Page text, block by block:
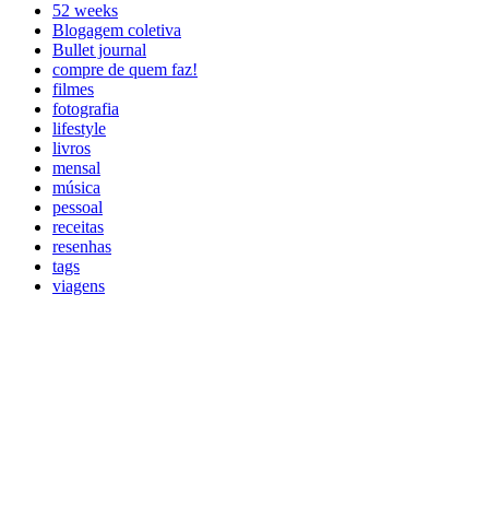
52 weeks
Blogagem coletiva
Bullet journal
compre de quem faz!
filmes
fotografia
lifestyle
livros
mensal
música
pessoal
receitas
resenhas
tags
viagens